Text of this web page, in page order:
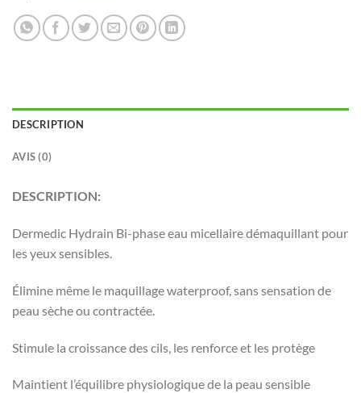
DESCRIPTION
AVIS (0)
DESCRIPTION:
Dermedic Hydrain Bi-phase eau micellaire démaquillant pour
les yeux sensibles.
Élimine même le maquillage waterproof, sans sensation de
peau sèche ou contractée.
Stimule la croissance des cils, les renforce et les protège
Maintient l’équilibre physiologique de la peau sensible